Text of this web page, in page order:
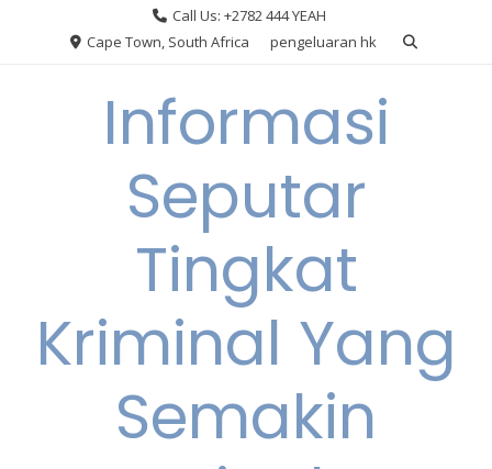
Call Us: +2782 444 YEAH
Cape Town, South Africa
pengeluaran hk
Informasi
Seputar
Tingkat
Kriminal Yang
Semakin